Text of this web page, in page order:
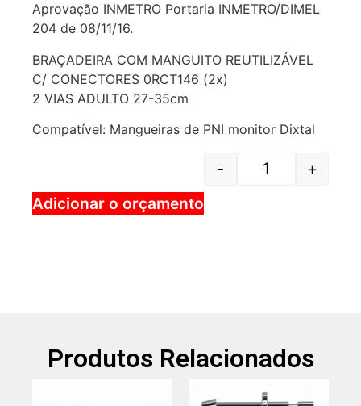
Aprovação INMETRO Portaria INMETRO/DIMEL
204 de 08/11/16.
BRAÇADEIRA COM MANGUITO REUTILIZÁVEL
C/ CONECTORES 0RCT146 (2x)
2 VIAS ADULTO 27-35cm
Compatível: Mangueiras de PNI monitor Dixtal
-
+
Adicionar o orçamento
Produtos Relacionados